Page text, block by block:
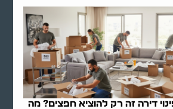
דירה זה רק להוציא חפצים? מה